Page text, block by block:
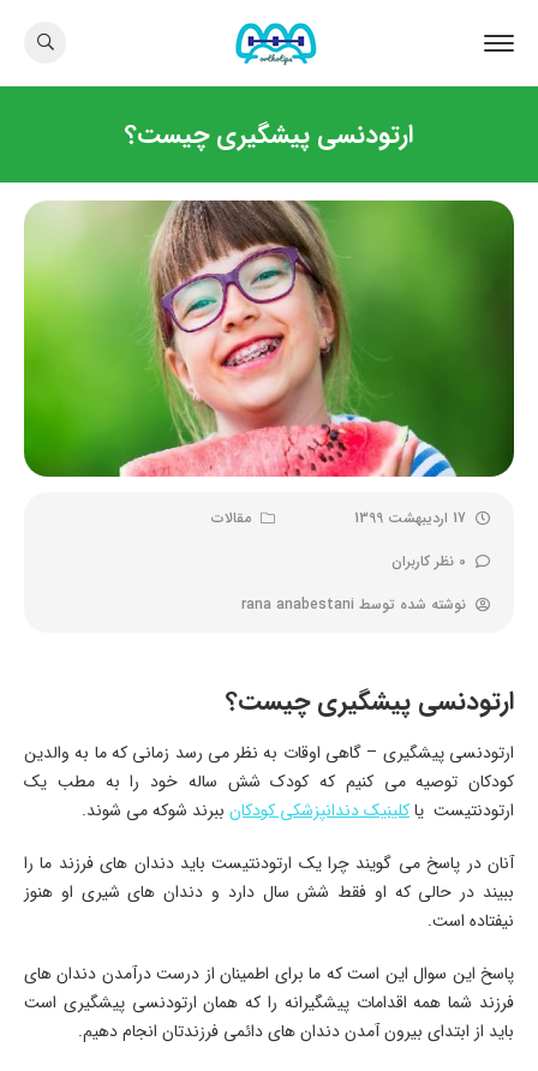
ارتودنسی پیشگیری چیست؟
17 اردیبهشت 1399
مقالات
0 نظر کاربران
نوشته شده توسط rana anabestani
ارتودنسی پیشگیری چیست؟
ارتودنسی پیشگیری – گاهی اوقات به نظر می رسد زمانی که ما به والدین
کودکان توصیه می کنیم که کودک شش ساله خود را به مطب یک
ارتودنتیست یاکلینیک دندانپزشکی کودکان ببرند شوکه می شوند.
آنان در پاسخ می گویند چرا یک ارتودنتیست باید دندان های فرزند ما را
ببیند در حالی که او فقط شش سال دارد و دندان های شیری او هنوز
نیفتاده است.
پاسخ این سوال این است که ما برای اطمینان از درست درآمدن دندان های
فرزند شما همه اقدامات پیشگیرانه را که همان ارتودنسی پیشگیری است
باید از ابتدای بیرون آمدن دندان های دائمی فرزندتان انجام دهیم.